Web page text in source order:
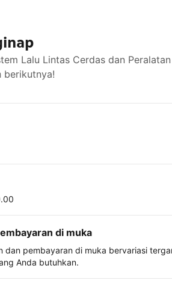
Lalu Lintas Cerdas dan
berikutnya!
di muka
dan pembayaran di muka bervariasi
Anda butuhkan.